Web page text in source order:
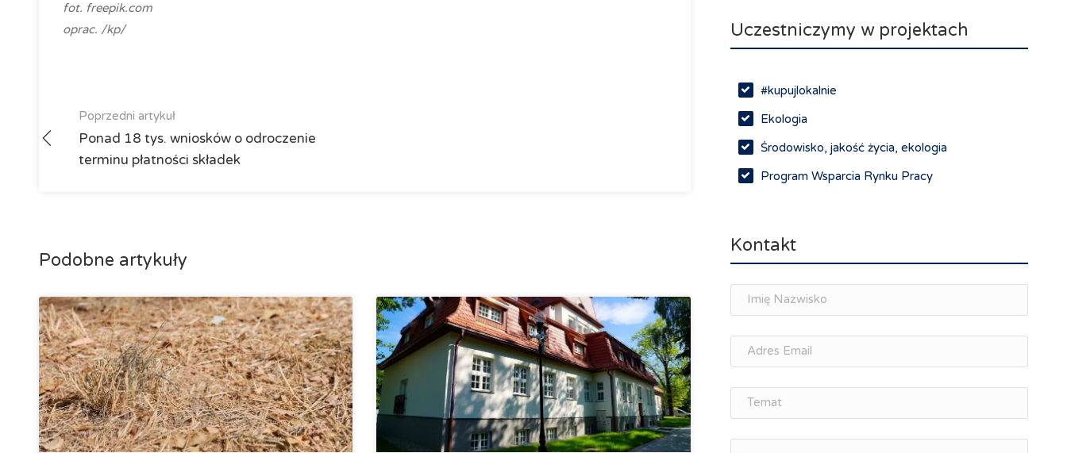
fot. freepik.com
oprac. /kp/
Poprzedni artykuł
Ponad 18 tys. wniosków o odroczenie
terminu płatności składek
Podobne artykuły
Uczestniczymy w projektach
#kupujlokalnie
Ekologia
Środowisko, jakość życia, ekologia
Program Wsparcia Rynku Pracy
Spotkania branżowe
osobisty
Memorandum Gospodarcze PL-CZ
Śląskie Porozumienie Gospodarcze
ŚLĄSK.ONLINE
Integracja
Kontakt